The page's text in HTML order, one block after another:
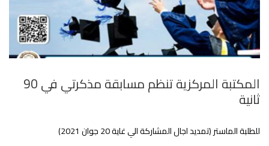
المكتبة المركزية تنظم مسابقة مذكرتي في 90
ثانية
للطلبة الماستر (تمديد اجال المشاركة الي غاية 20 جوان 2021)